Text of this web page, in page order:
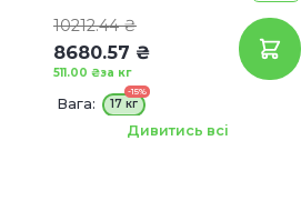
10212.44 ₴
8680.57 ₴
за кг
511.00 ₴
Вага:
-15%
17 кг
Дивитись всі